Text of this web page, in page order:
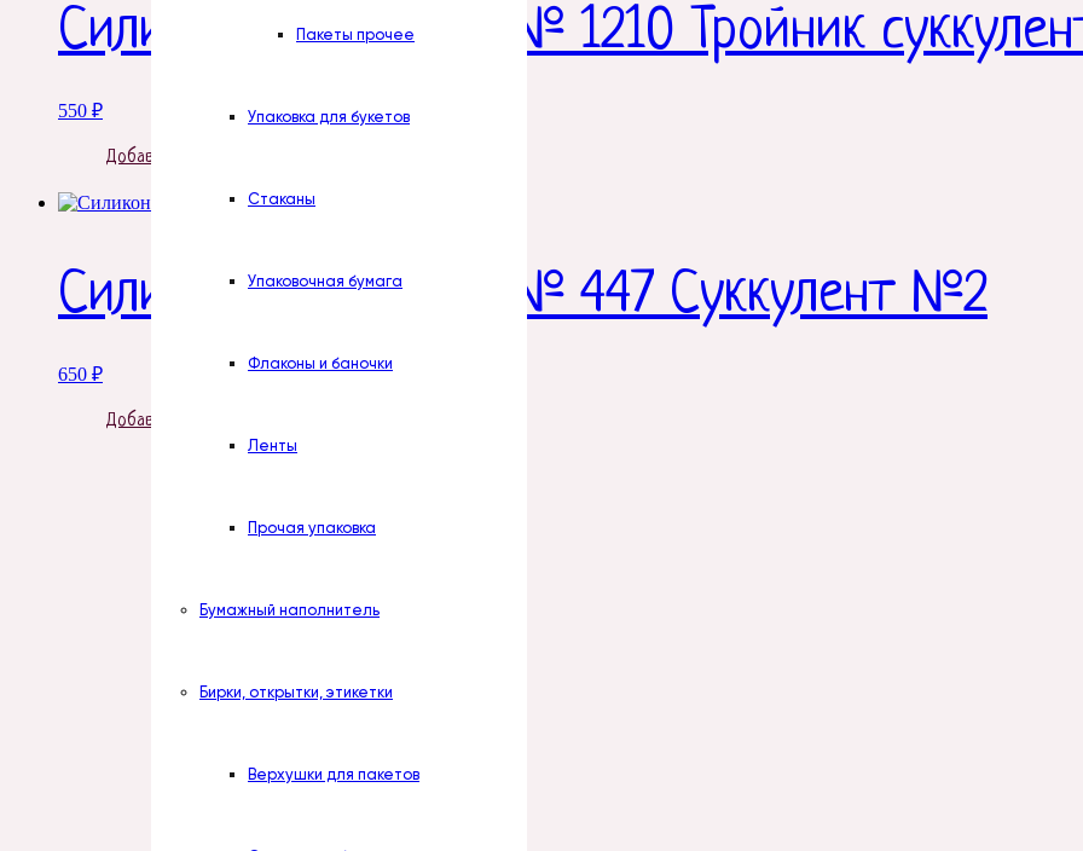
Пакеты прочее
Упаковка для букетов
Стаканы
Упаковочная бумага
Флаконы и баночки
Ленты
Прочая упаковка
Бумажный наполнитель
Бирки, открытки, этикетки
Верхушки для пакетов
Силиконовая форма № 1210 Тройник
550 ₽
Добавить в корзину
Силиконовая форма № 447 Суккулент №2
650 ₽
Добавить в корзину